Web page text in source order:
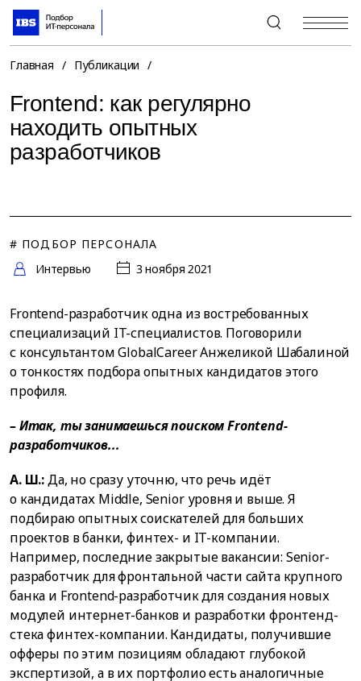
+7 (495) 967-80-80
Главная / Публикации /
Frontend: как регулярно
находить опытных
разработчиков
# ПОДБОР ПЕРСОНАЛА
Интервью
3 ноября 2021
Frontend-разработчик одна из востребованных
специализаций IT-специалистов. Поговорили
с консультантом GlobalCareer Анжеликой Шабалиной
о тонкостях подбора опытных кандидатов этого
профиля.
– Итак, ты занимаешься поискомFrontend-
разработчиков...
А. Ш.:Да, но сразу уточню, что речь идёт
о кандидатах Middle, Senior уровня и выше. Я
подбираю опытных соискателей для больших
проектов в банки, финтех- и IT-компании.
Например, последние закрытые вакансии: Senior-
разработчик для фронтальной части сайта крупного
банка и Frontend-разработчик для создания новых
модулей интернет-банков и разработки фронтенд-
стека финтех-компании. Кандидаты, получившие
офферы по этим позициям обладают глубокой
экспертизой, а в их портфолио есть аналогичные